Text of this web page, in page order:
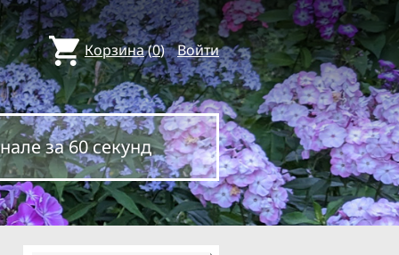
Корзина(0) Войти
за 60 секунд